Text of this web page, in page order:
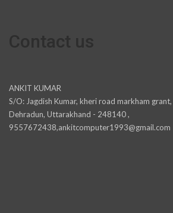
ANKIT KUMAR
S/O: Jagdish Kumar, kheri road markham
Dehradun, Uttarakhand - 248140 ,
9557672438,ankitcomputer1993@gmail.com